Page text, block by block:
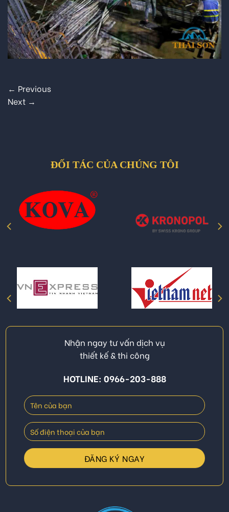
← Previous
Next →
ĐỐI TÁC CỦA CHÚNG TÔI
Nhận ngay tư vấn dịch vụ
thiết kế & thi công
HOTLINE: 0966-203-888